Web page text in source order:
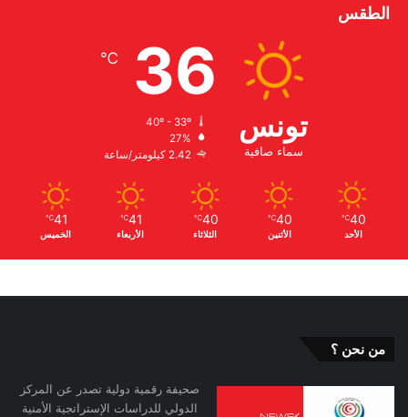
الطقس
تونس
سماء صافية
36
℃
27%
2.42 كيلومتر/ساعة
40
℃
الأحد
40
℃
الأثنين
40
℃
الثلاثاء
41
℃
الأربعاء
41
℃
الخميس
من نحن ؟
صحيفة رقمية دولية تصدر عن المركز
الدولي للدراسات الإستراتجية الأمنية